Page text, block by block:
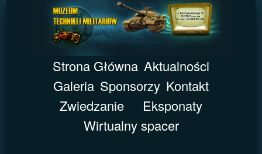
Strona Główna Aktualności
Galeria Sponsorzy Kontakt
Zwiedzanie
Eksponaty
Wirtualny spacer